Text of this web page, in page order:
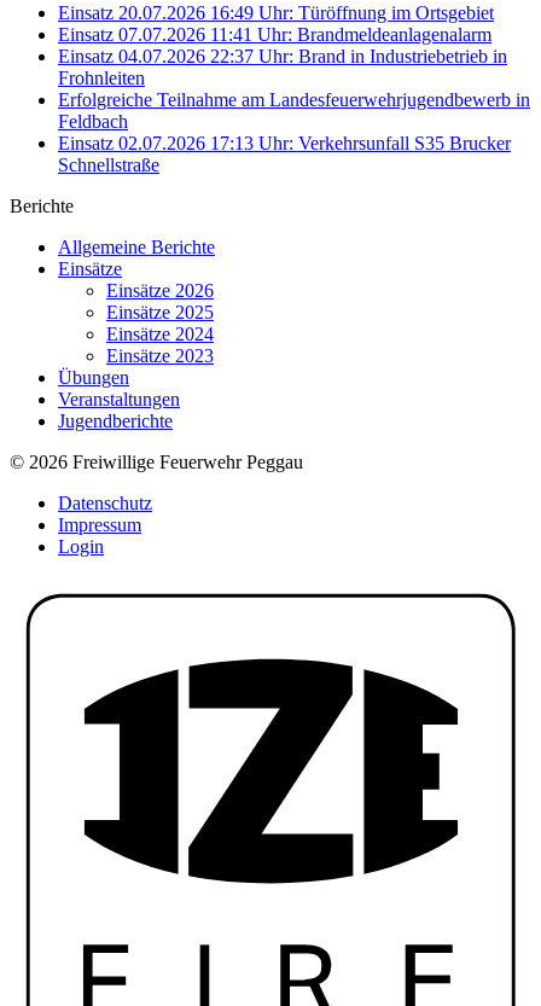
Einsatz 20.07.2026 16:49 Uhr: Türöffnung im Ortsgebiet
Einsatz 07.07.2026 11:41 Uhr: Brandmeldeanlagenalarm
Einsatz 04.07.2026 22:37 Uhr: Brand in Industriebetrieb in
Frohnleiten
Erfolgreiche Teilnahme am Landesfeuerwehrjugendbewerb in
Feldbach
Einsatz 02.07.2026 17:13 Uhr: Verkehrsunfall S35 Brucker
Schnellstraße
Berichte
Allgemeine Berichte
Einsätze
Einsätze 2026
Einsätze 2025
Einsätze 2024
Einsätze 2023
Übungen
Veranstaltungen
Jugendberichte
© 2026 Freiwillige Feuerwehr Peggau
Datenschutz
Impressum
Login